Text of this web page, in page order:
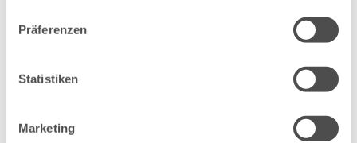
möglicherweise mit weiteren Daten zusammen, die du
Nutzung der Dienste gesammelt haben.
Präferenzen
Statistiken
Marketing
Mobile Saftmoschte